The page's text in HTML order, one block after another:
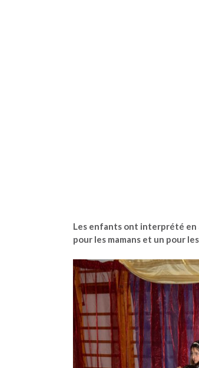
Les enfants ont interprété en
pour les mamans et un pour